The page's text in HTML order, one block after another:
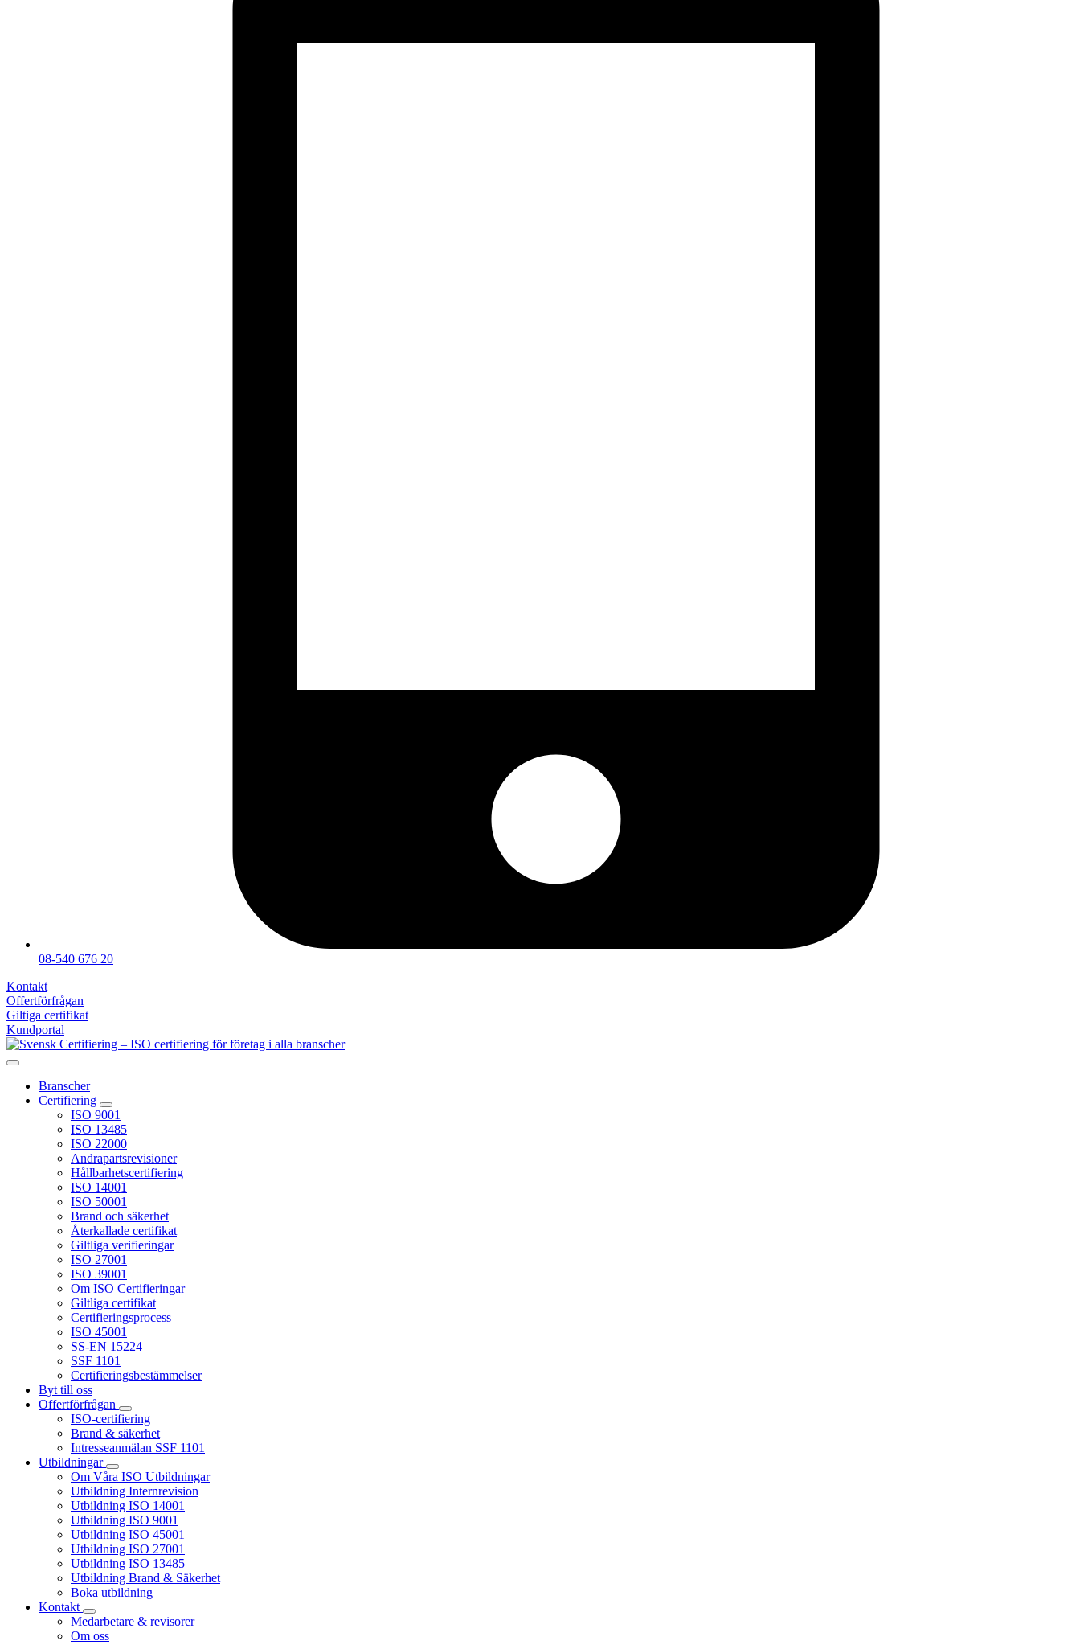
08-540 676 20
Kontakt
Offertförfrågan
Giltiga certifikat
Kundportal
Branscher
Certifiering
ISO 9001
ISO 13485
ISO 22000
Andrapartsrevisioner
Hållbarhetscertifiering
ISO 14001
ISO 50001
Brand och säkerhet
Återkallade certifikat
Giltliga verifieringar
ISO 27001
ISO 39001
Om ISO Certifieringar
Giltliga certifikat
Certifieringsprocess
ISO 45001
SS-EN 15224
SSF 1101
Certifieringsbestämmelser
Byt till oss
Offertförfrågan
ISO-certifiering
Brand & säkerhet
Intresseanmälan SSF 1101
Utbildningar
Om Våra ISO Utbildningar
Utbildning Internrevision
Utbildning ISO 14001
Utbildning ISO 9001
Utbildning ISO 45001
Utbildning ISO 27001
Utbildning ISO 13485
Utbildning Brand & Säkerhet
Boka utbildning
Kontakt
Medarbetare & revisorer
Om oss